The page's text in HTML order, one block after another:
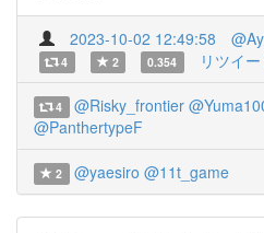
2023-10-02 12:49:58
4 2 0.354 リツイ
4 @Risky_frontier
@PanthertypeF
2 @yaesiro @11t_game